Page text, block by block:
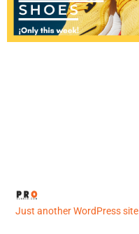
Just another WordPress site